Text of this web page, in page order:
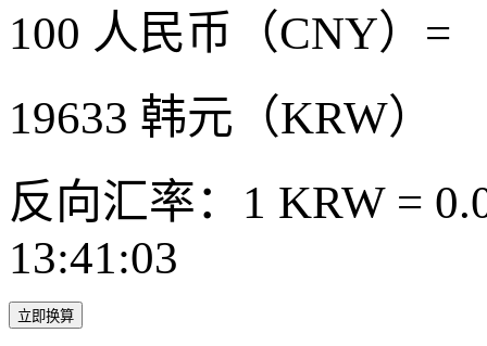
100 人民币（CNY）=
19633 韩元（KRW）
反向汇率：1 KRW =
13:41:03
立即换算